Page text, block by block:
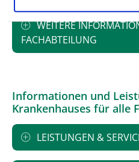
WEITERE
FACHABTEILUNG
Informationen und
Krankenhauses für alle
LEISTUNGEN &